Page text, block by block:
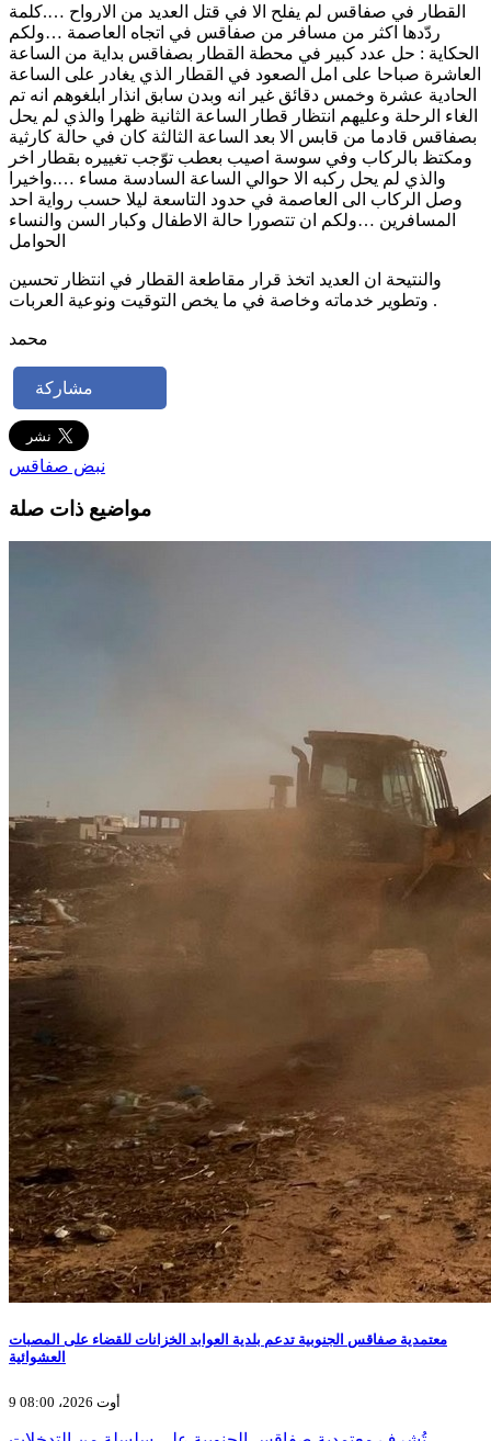
القطار في صفاقس لم يفلح الا في قتل العديد من الارواح ….كلمة
ردّدها اكثر من مسافر من صفاقس في اتجاه العاصمة …ولكم
الحكاية : حل عدد كبير في محطة القطار بصفاقس بداية من الساعة
العاشرة صباحا على امل الصعود في القطار الذي يغادر على الساعة
الحادية عشرة وخمس دقائق غير انه وبدن سابق انذار ابلغوهم انه تم
الغاء الرحلة وعليهم انتظار قطار الساعة الثانية ظهرا والذي لم يحل
بصفاقس قادما من قابس الا بعد الساعة الثالثة كان في حالة كارثية
ومكتظ بالركاب وفي سوسة اصيب بعطب توّجب تغييره بقطار اخر
والذي لم يحل ركبه الا حوالي الساعة السادسة مساء ….واخيرا
وصل الركاب الى العاصمة في حدود التاسعة ليلا حسب رواية احد
المسافرين …ولكم ان تتصورا حالة الاطفال وكبار السن والنساء
الحوامل
والنتيحة ان العديد اتخذ قرار مقاطعة القطار في انتظار تحسين
وتطوير خدماته وخاصة في ما يخص التوقيت ونوعية العربات .
محمد
مشاركة
نبض صفاقس
مواضيع ذات صلة
معتمدية صفاقس الجنوبية تدعم بلدية العوابد الخزانات للقضاء على المصبات
العشوائية
9 أوت 2026، 08:00